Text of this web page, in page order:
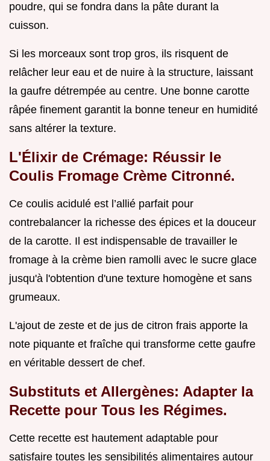
poudre, qui se fondra dans la pâte durant la
cuisson.
Si les morceaux sont trop gros, ils risquent de
relâcher leur eau et de nuire à la structure, laissant
la gaufre détrempée au centre. Une bonne carotte
râpée finement garantit la bonne teneur en humidité
sans altérer la texture.
L'Élixir de Crémage: Réussir le
Coulis Fromage Crème Citronné.
Ce coulis acidulé est l’allié parfait pour
contrebalancer la richesse des épices et la douceur
de la carotte. Il est indispensable de travailler le
fromage à la crème bien ramolli avec le sucre glace
jusqu'à l'obtention d'une texture homogène et sans
grumeaux.
L'ajout de zeste et de jus de citron frais apporte la
note piquante et fraîche qui transforme cette gaufre
en véritable dessert de chef.
Substituts et Allergènes: Adapter la
Recette pour Tous les Régimes.
Cette recette est hautement adaptable pour
satisfaire toutes les sensibilités alimentaires autour